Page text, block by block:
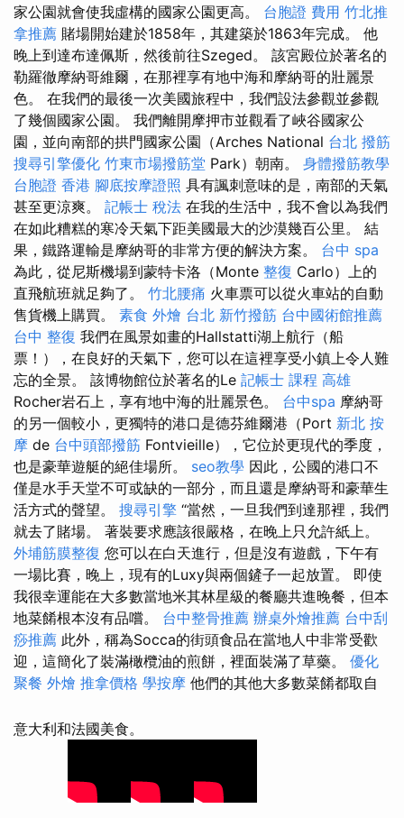
家公園就會使我虛構的國家公園更高。 台胞證 費用 竹北推
拿推薦 賭場開始建於1858年，其建築於1863年完成。 他
晚上到達布達佩斯，然後前往Szeged。 該宮殿位於著名的
勒羅徹摩納哥維爾，在那裡享有地中海和摩納哥的壯麗景
色。 在我們的最後一次美國旅程中，我們設法參觀並參觀
了幾個國家公園。 我們離開摩押市並觀看了峽谷國家公
園，並向南部的拱門國家公園（Arches National 台北 撥筋
搜尋引擎優化 竹東市場撥筋堂 Park）朝南。 身體撥筋教學
台胞證 香港 腳底按摩證照 具有諷刺意味的是，南部的天氣
甚至更涼爽。 記帳士 稅法 在我的生活中，我不會以為我們
在如此糟糕的寒冷天氣下距美國最大的沙漠幾百公里。 結
果，鐵路運輸是摩納哥的非常方便的解決方案。 台中 spa
為此，從尼斯機場到蒙特卡洛（Monte 整復 Carlo）上的
直飛航班就足夠了。 竹北腰痛 火車票可以從火車站的自動
售貨機上購買。 素食 外燴 台北 新竹撥筋 台中國術館推薦
台中 整復 我們在風景如畫的Hallstatti湖上航行（船
票！），在良好的天氣下，您可以在這裡享受小鎮上令人難
忘的全景。 該博物館位於著名的Le 記帳士 課程 高雄
Rocher岩石上，享有地中海的壯麗景色。 台中spa 摩納哥
的另一個較小，更獨特的港口是德芬維爾港（Port 新北 按
摩 de 台中頭部撥筋 Fontvieille），它位於更現代的季度，
也是豪華遊艇的絕佳場所。 seo教學 因此，公國的港口不
僅是水手天堂不可或缺的一部分，而且還是摩納哥和豪華生
活方式的聲望。 搜尋引擎 “當然，一旦我們到達那裡，我們
就去了賭場。 著裝要求應該很嚴格，在晚上只允許紙上。
外埔筋膜整復 您可以在白天進行，但是沒有遊戲，下午有
一場比賽，晚上，現有的Luxy與兩個鏟子一起放置。 即使
我很幸運能在大多數當地米其林星級的餐廳共進晚餐，但本
地菜餚根本沒有品嚐。 台中整骨推薦 辦桌外燴推薦 台中刮
痧推薦 此外，稱為Socca的街頭食品在當地人中非常受歡
迎，這簡化了裝滿橄欖油的煎餅，裡面裝滿了草藥。 優化
聚餐 外燴 推拿價格 學按摩 他們的其他大多數菜餚都取自
意大利和法國美食。